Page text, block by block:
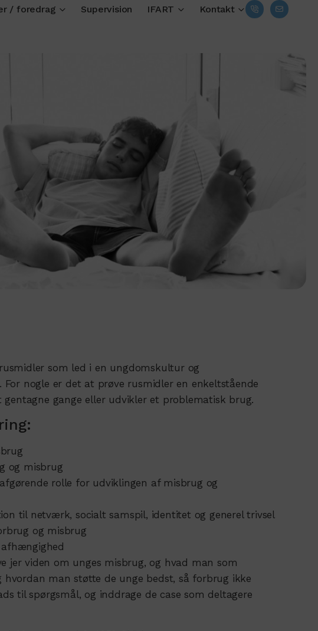
/ foredrag Supervision IFART Kontakt
som led i en ungdomskultur og
For nogle er det at prøve rusmidler en enkeltstående
gentagne gange eller udvikler et problematisk brug.
og misbrug
rolle for udviklingen af misbrug og
til netværk, socialt samspil, identitet og generel trivsel
og misbrug
jer viden om unges misbrug, og hvad man som
man støtte de unge bedst, så forbrug ikke
til spørgsmål, og inddrage de case som deltagere